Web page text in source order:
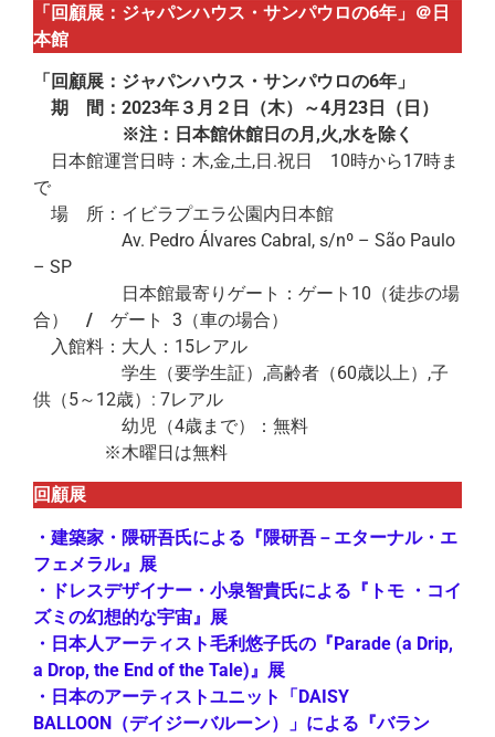
「回顧展：ジャパンハウス・サンパウロの6年」＠日
本館
「回顧展：ジャパンハウス・サンパウロの6年」
期 間：2023年３月２日（木）～4月23日（日）
※注：日本館休館日の月,火,水を除く
日本館運営日時：木,金,土,日.祝日
10時から17時ま
で
場 所：イビラプエラ公園内日本館
Av. Pedro Álvares Cabral, s/nº – São Paulo
– SP
日本館最寄りゲート：ゲート10（徒歩の場
合） / ゲート 3（車の場合）
入館料：大人：15レアル
学生（要学生証）,高齢者（60歳以上）,子
供（5～12歳）: 7レアル
幼児（4歳まで）：無料
※木曜日は無料
回顧展
・建築家・隈研吾氏による『隈研吾－エターナル・エ
フェメラル』展
・ドレスデザイナー・小泉智貴氏による『トモ ・コイ
ズミの幻想的な宇宙』展
・日本人アーティスト毛利悠子氏の『Parade (a Drip,
a Drop, the End of the Tale)』展
・日本のアーティストユニット「DAISY
BALLOON（デイジーバルーン）」による『バラン